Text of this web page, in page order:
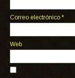
Correo electrónico *
Web